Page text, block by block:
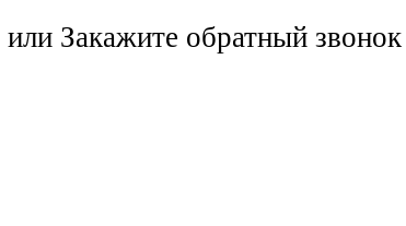
или Закажите обратный звонок